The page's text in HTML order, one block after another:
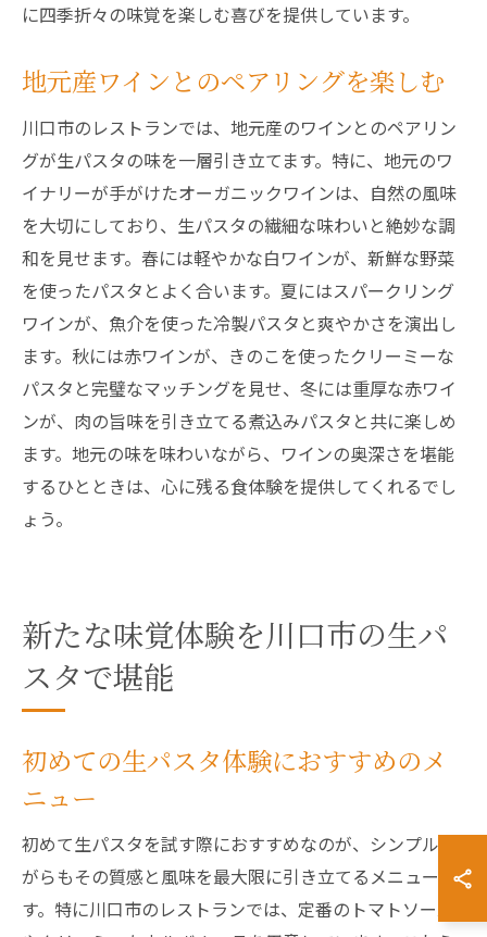
に四季折々の味覚を楽しむ喜びを提供しています。
地元産ワインとのペアリングを楽しむ
川口市のレストランでは、地元産のワインとのペアリン
グが生パスタの味を一層引き立てます。特に、地元のワ
イナリーが手がけたオーガニックワインは、自然の風味
を大切にしており、生パスタの繊細な味わいと絶妙な調
和を見せます。春には軽やかな白ワインが、新鮮な野菜
を使ったパスタとよく合います。夏にはスパークリング
ワインが、魚介を使った冷製パスタと爽やかさを演出し
ます。秋には赤ワインが、きのこを使ったクリーミーな
パスタと完璧なマッチングを見せ、冬には重厚な赤ワイ
ンが、肉の旨味を引き立てる煮込みパスタと共に楽しめ
ます。地元の味を味わいながら、ワインの奥深さを堪能
するひとときは、心に残る食体験を提供してくれるでし
ょう。
新たな味覚体験を川口市の生パ
スタで堪能
初めての生パスタ体験におすすめのメ
ニュー
初めて生パスタを試す際におすすめなのが、シンプルな
がらもその質感と風味を最大限に引き立てるメニューで
す。特に川口市のレストランでは、定番のトマトソース